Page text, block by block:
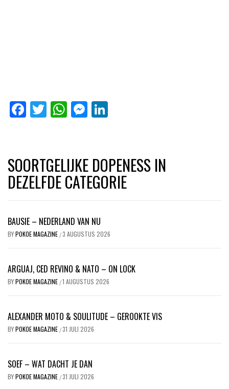
Facebook
Twitter
WhatsApp
Messenger
SOORTGELIJKE DOPENESS IN
DEZELFDE CATEGORIE
BAUSIE – NEDERLAND VAN NU
BYPOKOE MAGAZINE /3 AUGUSTUS 2026
ARGUAJ, CED REVINO & NATO – ON LOCK
BYPOKOE MAGAZINE /1 AUGUSTUS 2026
ALEXANDER MOTO & SOULITUDE – GEROOKTE VIS
BYPOKOE MAGAZINE /31 JULI 2026
SOEF – WAT DACHT JE DAN
BYPOKOE MAGAZINE /31 JULI 2026